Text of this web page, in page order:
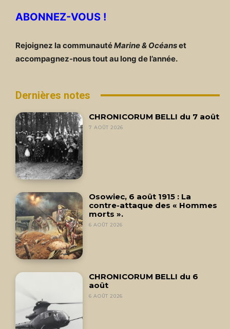
ABONNEZ-VOUS !
Rejoignez la communautéMarine & Océanset
accompagnez-nous tout au long de l’année.
Dernières notes
CHRONICORUM BELLI du 7 août
7 AOÛT 2026
Osowiec, 6 août 1915 : La
contre-attaque des « Hommes
morts ».
6 AOÛT 2026
CHRONICORUM BELLI du 6
août
6 AOÛT 2026